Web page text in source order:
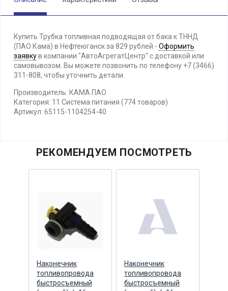
Купить Трубка топливная подводящая от бака к ТННД
(ПАО Кама) в Нефтеюганск за 829 рублей - Оформить
заявкув компании "АвтоАгрегатЦентр" с доставкой или
самовывозом. Вы можете позвонить по телефону +7 (3466)
311-808, чтобы уточнить детали.
Производитель: КАМА ПАО
Категория: 11 Система питания (774 товаров)
Артикул: 65115-1104254-40
РЕКОМЕНДУЕМ ПОСМОТРЕТЬ
Наконечник
топливопровода
быстросъемный
Наконечник
топливопровода
быстросъемный